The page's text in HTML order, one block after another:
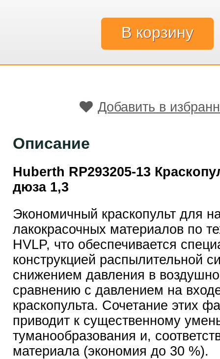
Добавить в
Описание
Huberth RP293205-13
дюза 1,3
Экономичный краскопульт для
лакокрасочных материалов по
HVLP, что обеспечивается
конструкцией распылительной
снижением давления в
сравнению с давлением на
краскопульта. Сочетание этих
приводит к существенному
туманообразования и,
материала (экономия до 30 %).